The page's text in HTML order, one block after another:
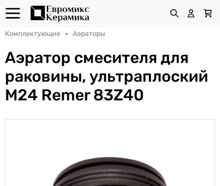
Комплектующие Аэраторы
Аэратор смесителя для
раковины, ультраплоский
M24 Remer 83Z40